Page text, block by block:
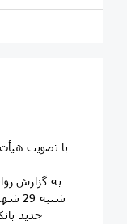
با تصویب
به گزارش
جدید